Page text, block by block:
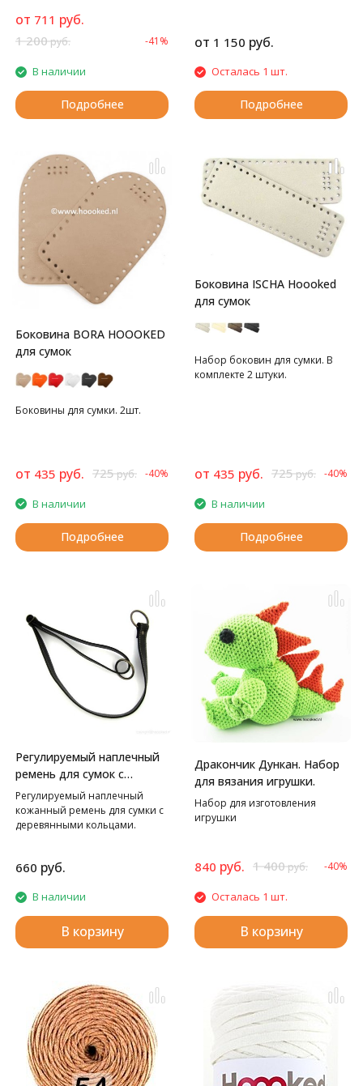
от 711 руб.
1 200руб. -41%
В наличии
Подробнее
от 1 150 руб.
Осталась 1 шт.
Подробнее
Боковина BORA HOOOKED
для сумок
Боковины для сумки. 2шт.
от 435 руб. 725руб. -40%
В наличии
Подробнее
Боковина ISCHA Hoooked
для сумок
Набор боковин для сумки. В
комплекте 2 штуки.
от 435 руб. 725руб. -40%
В наличии
Подробнее
Регулируемый наплечный
ремень для сумок с
металлическими кольцами
Hoooked
Регулируемый наплечный
кожанный ремень для сумки с
деревянными кольцами.
660 руб.
В наличии
В корзину
Дракончик Дункан. Набор
для вязания игрушки.
Набор для изготовления
игрушки
840 руб. 1 400руб. -40%
Осталась 1 шт.
В корзину